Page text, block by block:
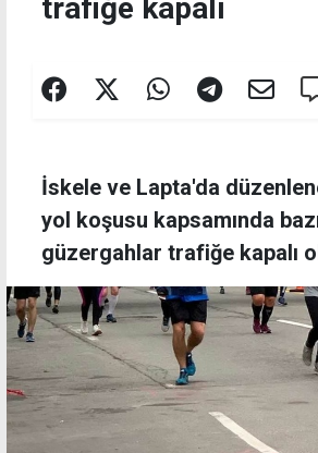
trafiğe kapalı
İskele ve Lapta'da
yol koşusu kapsamında
güzergahlar trafiğe kapalı